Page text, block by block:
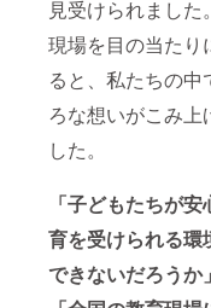
見受けられました
現場を目の当たり
ると、私たちの中
ろな想いがこみ上
した。
「子どもたちが
育を受けられる環
できないだろうか」